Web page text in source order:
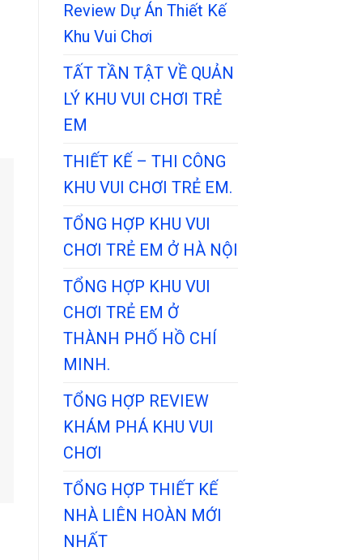
Review Dự Án Thiết Kế
Khu Vui Chơi
TẤT TẦN TẬT VỀ QUẢN
LÝ KHU VUI CHƠI TRẺ
EM
THIẾT KẾ – THI CÔNG
KHU VUI CHƠI TRẺ EM.
TỔNG HỢP KHU VUI
CHƠI TRẺ EM Ở HÀ NỘI
TỔNG HỢP KHU VUI
CHƠI TRẺ EM Ở
THÀNH PHỐ HỒ CHÍ
MINH.
TỔNG HỢP REVIEW
KHÁM PHÁ KHU VUI
CHƠI
TỔNG HỢP THIẾT KẾ
NHÀ LIÊN HOÀN MỚI
NHẤT